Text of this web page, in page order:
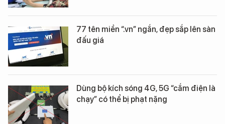
77 tên miền “.vn” ngắn, đẹp sắp lên sàn
đấu giá
Dùng bộ kích sóng 4G, 5G “cắm điện là
chạy” có thể bị phạt nặng